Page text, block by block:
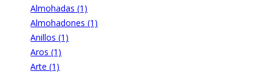
Almohadas (1)
Almohadones (1)
Anillos (1)
Aros (1)
Arte (1)